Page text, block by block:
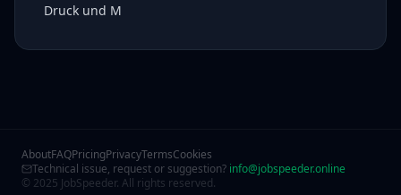
Druck und M
AboutFAQPricingPrivacyTermsCookies
Technical issue, request or suggestion? info@jobspeeder.online
© 2025 JobSpeeder. All rights reserved.